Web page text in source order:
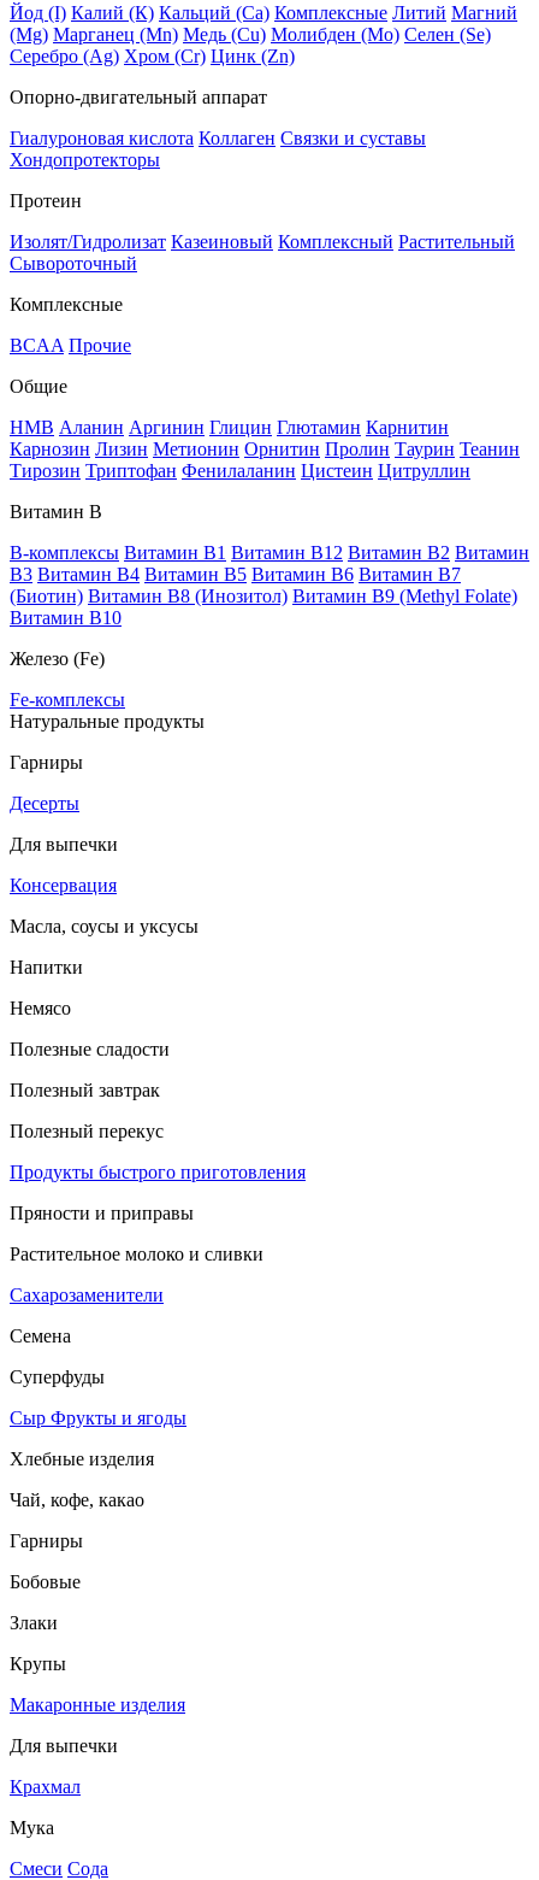
Йод (I) Калий (К) Кальций (Са) Комплексные Литий Магний
(Mg) Марганец (Mn) Медь (Сu) Молибден (Мо) Селен (Se)
Серебро (Ag) Хром (Cr) Цинк (Zn)
Опорно-двигательный аппарат
Гиалуроновая кислота Коллаген Связки и суставы
Хондопротекторы
Протеин
Изолят/Гидролизат Казеиновый Комплексный Растительный
Сывороточный
Комплексные
BCAA Прочие
Общие
HMB Аланин Аргинин Глицин Глютамин Карнитин
Карнозин Лизин Метионин Орнитин Пролин Таурин Теанин
Тирозин Триптофан Фенилаланин Цистеин Цитруллин
Витамин В
B-комплексы Витамин B1 Витамин B12 Витамин B2 Витамин
B3 Витамин B4 Витамин B5 Витамин B6 Витамин B7
(Биотин) Витамин B8 (Инозитол) Витамин B9 (Methyl Folate)
Витамин В10
Железо (Fe)
Fe-комплексы
Натуральные продукты
Гарниры
Десерты
Для выпечки
Консервация
Масла, соусы и уксусы
Напитки
Немясо
Полезные сладости
Полезный завтрак
Полезный перекус
Продукты быстрого приготовления
Пряности и приправы
Растительное молоко и сливки
Сахарозаменители
Семена
Суперфуды
Сыр Фрукты и ягоды
Хлебные изделия
Чай, кофе, какао
Гарниры
Бобовые
Злаки
Крупы
Макаронные изделия
Для выпечки
Крахмал
Мука
Смеси Сода